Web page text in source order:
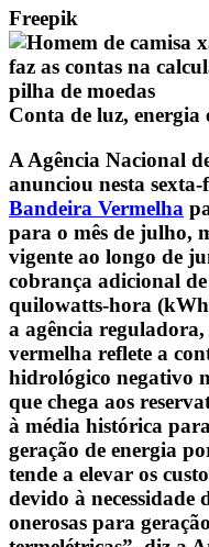
Freepik
Conta de luz, energia
A Agência Nacional
anunciou nesta
Bandeira Vermelha
para o mês de julho,
vigente ao longo de
cobrança adicional
quilowatts-hora
a agência
vermelha reflete a
hidrológico negativo
que chega aos
à média histórica
geração de energia
tende a elevar os
devido à necessidade
onerosas para